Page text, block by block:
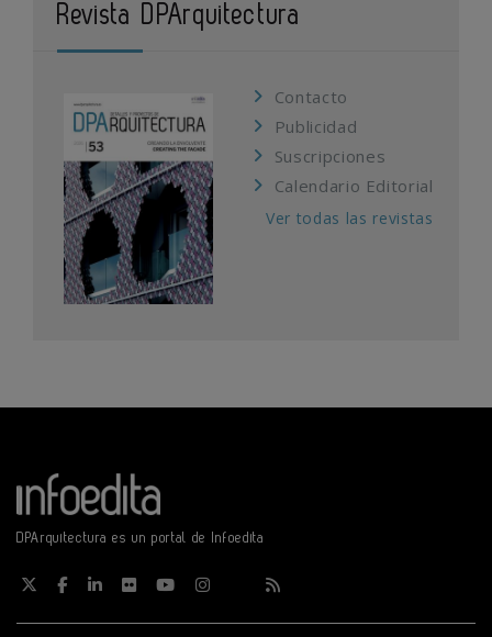
Revista DPArquitectura
Contacto
Publicidad
Suscripciones
Calendario Editorial
Ver todas las revistas
DPArquitectura es un portal de Infoedita